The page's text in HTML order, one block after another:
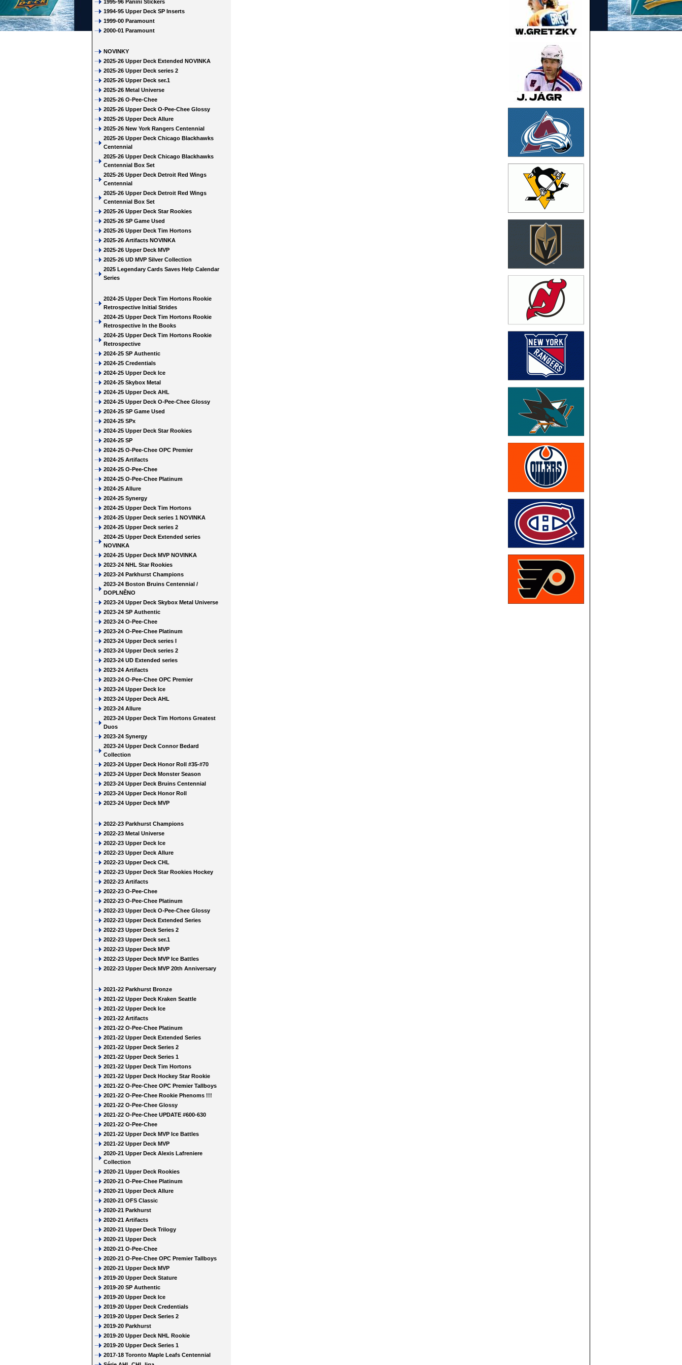
1995-96 Panini Stickers
1994-95 Upper Deck SP Inserts
1999-00 Paramount
2000-01 Paramount
NOVINKY
2025-26 Upper Deck Extended NOVINKA
2025-26 Upper Deck series 2
2025-26 Upper Deck ser.1
2025-26 Metal Universe
2025-26 O-Pee-Chee
2025-26 Upper Deck O-Pee-Chee Glossy
2025-26 Upper Deck Allure
2025-26 New York Rangers Centennial
2025-26 Upper Deck Chicago Blackhawks
Centennial
2025-26 Upper Deck Chicago Blackhawks
Centennial Box Set
2025-26 Upper Deck Detroit Red Wings
Centennial
2025-26 Upper Deck Detroit Red Wings
Centennial Box Set
2025-26 Upper Deck Star Rookies
2025-26 SP Game Used
2025-26 Upper Deck Tim Hortons
2025-26 Artifacts NOVINKA
2025-26 Upper Deck MVP
2025-26 UD MVP Silver Collection
2025 Legendary Cards Saves Help Calendar
Series
2024-25 Upper Deck Tim Hortons Rookie
Retrospective Initial Strides
2024-25 Upper Deck Tim Hortons Rookie
Retrospective In the Books
2024-25 Upper Deck Tim Hortons Rookie
Retrospective
2024-25 SP Authentic
2024-25 Credentials
2024-25 Upper Deck Ice
2024-25 Skybox Metal
2024-25 Upper Deck AHL
2024-25 Upper Deck O-Pee-Chee Glossy
2024-25 SP Game Used
2024-25 SPx
2024-25 Upper Deck Star Rookies
2024-25 SP
2024-25 O-Pee-Chee OPC Premier
2024-25 Artifacts
2024-25 O-Pee-Chee
2024-25 O-Pee-Chee Platinum
2024-25 Allure
2024-25 Synergy
2024-25 Upper Deck Tim Hortons
2024-25 Upper Deck series 1 NOVINKA
2024-25 Upper Deck series 2
2024-25 Upper Deck Extended series
NOVINKA
2024-25 Upper Deck MVP NOVINKA
2023-24 NHL Star Rookies
2023-24 Parkhurst Champions
2023-24 Boston Bruins Centennial /
DOPLNĚNO
2023-24 Upper Deck Skybox Metal Universe
2023-24 SP Authentic
2023-24 O-Pee-Chee
2023-24 O-Pee-Chee Platinum
2023-24 Upper Deck series I
2023-24 Upper Deck series 2
2023-24 UD Extended series
2023-24 Artifacts
2023-24 O-Pee-Chee OPC Premier
2023-24 Upper Deck Ice
2023-24 Upper Deck AHL
2023-24 Allure
2023-24 Upper Deck Tim Hortons Greatest
Duos
2023-24 Synergy
2023-24 Upper Deck Connor Bedard
Collection
2023-24 Upper Deck Honor Roll #35-#70
2023-24 Upper Deck Monster Season
2023-24 Upper Deck Bruins Centennial
2023-24 Upper Deck Honor Roll
2023-24 Upper Deck MVP
2022-23 Parkhurst Champions
2022-23 Metal Universe
2022-23 Upper Deck Ice
2022-23 Upper Deck Allure
2022-23 Upper Deck CHL
2022-23 Upper Deck Star Rookies Hockey
2022-23 Artifacts
2022-23 O-Pee-Chee
2022-23 O-Pee-Chee Platinum
2022-23 Upper Deck O-Pee-Chee Glossy
2022-23 Upper Deck Extended Series
2022-23 Upper Deck Series 2
2022-23 Upper Deck ser.1
2022-23 Upper Deck MVP
2022-23 Upper Deck MVP Ice Battles
2022-23 Upper Deck MVP 20th Anniversary
2021-22 Parkhurst Bronze
2021-22 Upper Deck Kraken Seattle
2021-22 Upper Deck Ice
2021-22 Artifacts
2021-22 O-Pee-Chee Platinum
2021-22 Upper Deck Extended Series
2021-22 Upper Deck Series 2
2021-22 Upper Deck Series 1
2021-22 Upper Deck Tim Hortons
2021-22 Upper Deck Hockey Star Rookie
2021-22 O-Pee-Chee OPC Premier Tallboys
2021-22 O-Pee-Chee Rookie Phenoms !!!
2021-22 O-Pee-Chee Glossy
2021-22 O-Pee-Chee UPDATE #600-630
2021-22 O-Pee-Chee
2021-22 Upper Deck MVP Ice Battles
2021-22 Upper Deck MVP
2020-21 Upper Deck Alexis Lafreniere
Collection
2020-21 Upper Deck Rookies
2020-21 O-Pee-Chee Platinum
2020-21 Upper Deck Allure
2020-21 OFS Classic
2020-21 Parkhurst
2020-21 Artifacts
2020-21 Upper Deck Trilogy
2020-21 Upper Deck
2020-21 O-Pee-Chee
2020-21 O-Pee-Chee OPC Premier Tallboys
2020-21 Upper Deck MVP
2019-20 Upper Deck Stature
2019-20 SP Authentic
2019-20 Upper Deck Ice
2019-20 Upper Deck Credentials
2019-20 Upper Deck Series 2
2019-20 Parkhurst
2019-20 Upper Deck NHL Rookie
2019-20 Upper Deck Series 1
2017-18 Toronto Maple Leafs Centennial